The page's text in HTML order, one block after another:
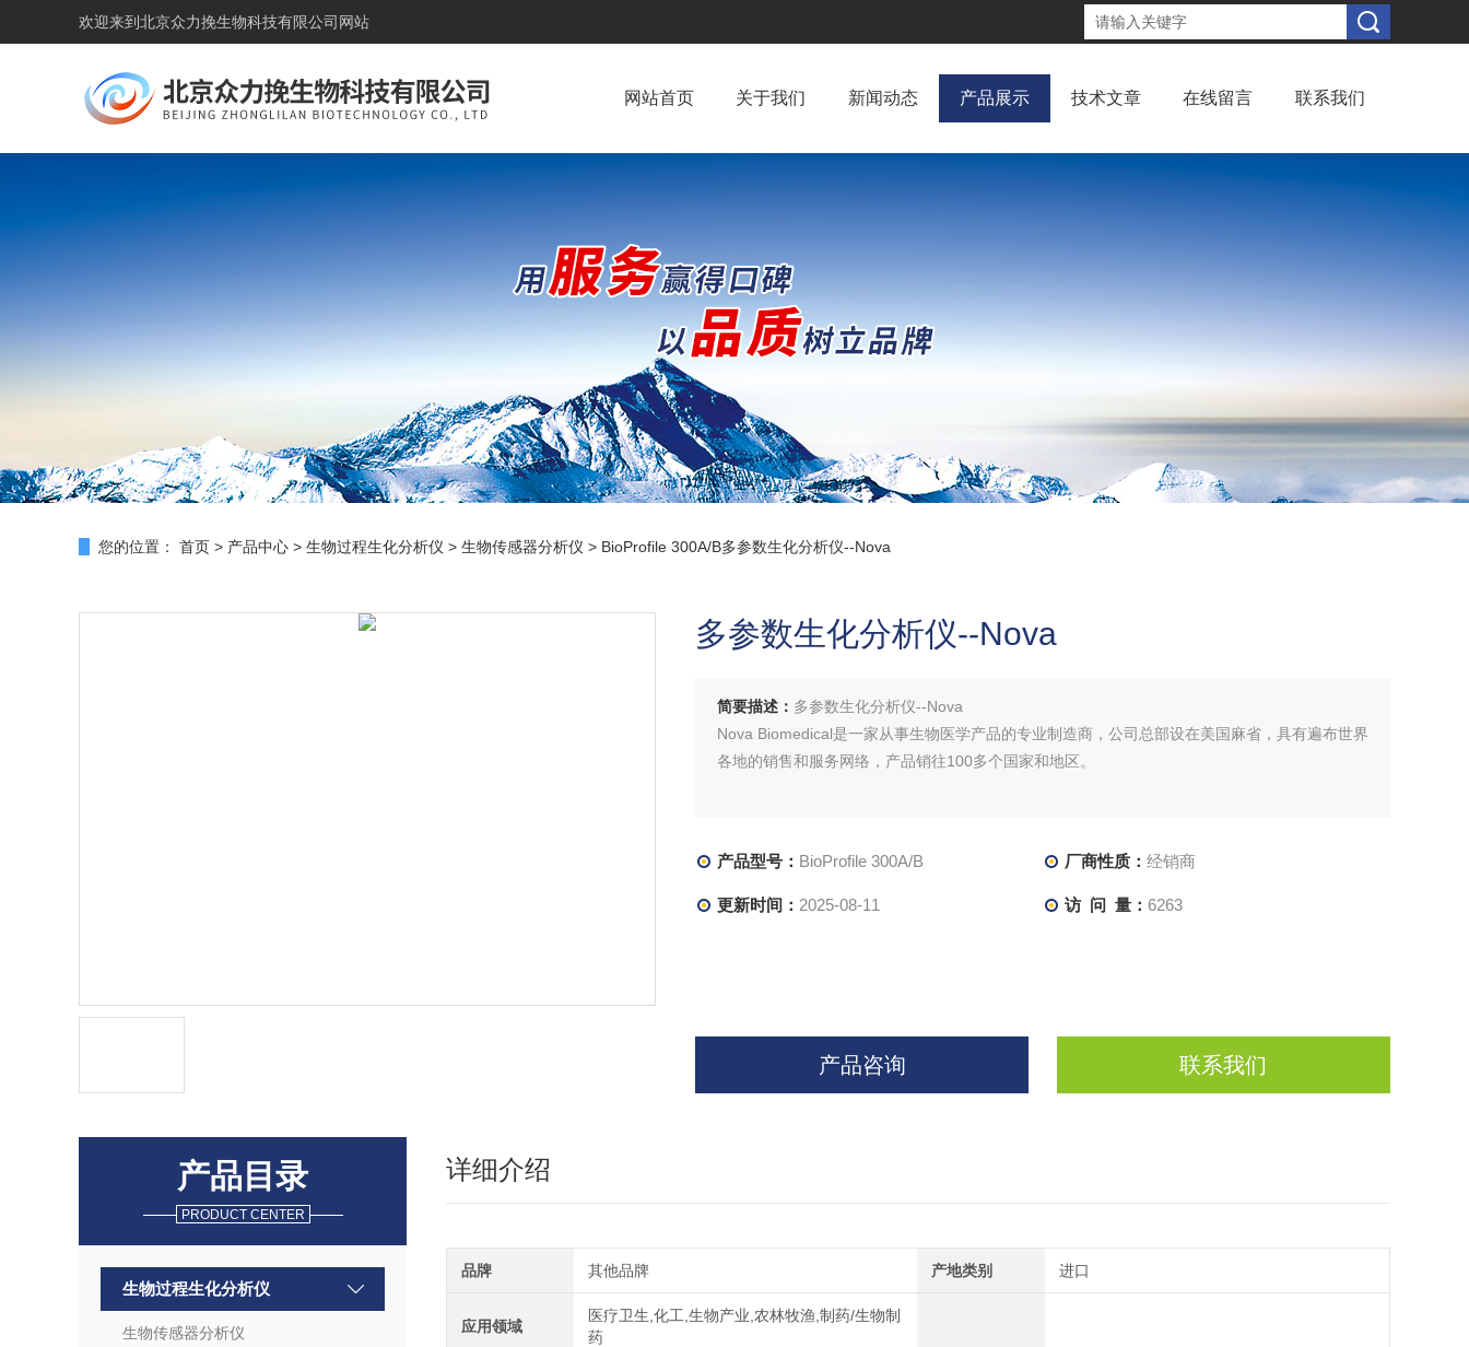
欢迎来到 北京众力挽生物科技有限公司网站
网站首页 关于我们 新闻动态 产品展示 技术文章 在线留言 联系我们
您的位置： 首页 > 产品中心 > 生物过程生化分析仪 > 生物传感器分析仪 > BioProfile 300A/B多参数生化分析仪--Nova
多参数生化分析仪--Nova
简要描述： 多参数生化分析仪--Nova
Nova Biomedical是一家从事生物医学产品的专业制造商，公司总部设在美国麻省，具有遍布世界
各地的销售和服务网络，产品销往100多个国家和地区。
产品型号： BioProfile 300A/B 厂商性质： 经销商
更新时间： 2025-08-11 访 问 量： 6263
产品咨询 联系我们
产品目录
PRODUCT CENTER
生物过程生化分析仪
生物传感器分析仪
详细介绍
品牌 其他品牌 产地类别 进口
应用领域
医疗卫生,化工,生物产业,农林牧渔,制药/生物制
药